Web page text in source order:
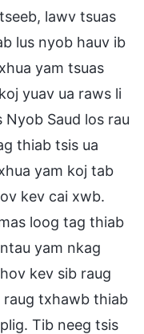
lawv tsuas
lus nyob hauv ib
yam tsuas
yuav ua raws li
Saud los rau
thiab tsis ua
yam koj tab
kev cai xwb.
loog tag thiab
yam nkag
kev sib raug
raug txhawb thiab
Tib neeg tsis